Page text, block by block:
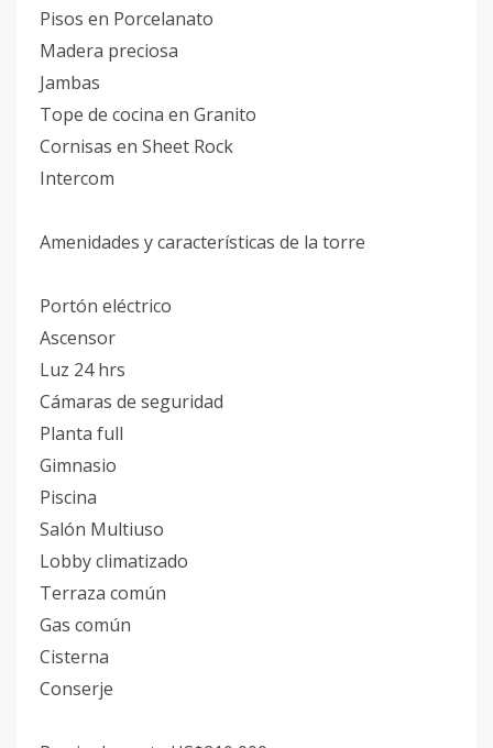
Pisos en Porcelanato
Madera preciosa
Jambas
Tope de cocina en Granito
Cornisas en Sheet Rock
Intercom
Amenidades y características de la torre
Portón eléctrico
Ascensor
Luz 24 hrs
Cámaras de seguridad
Planta full
Gimnasio
Piscina
Salón Multiuso
Lobby climatizado
Terraza común
Gas común
Cisterna
Conserje